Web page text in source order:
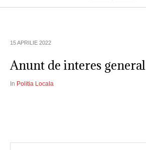
15 APRILIE 2022
Anunt de interes general
In Politia Locala